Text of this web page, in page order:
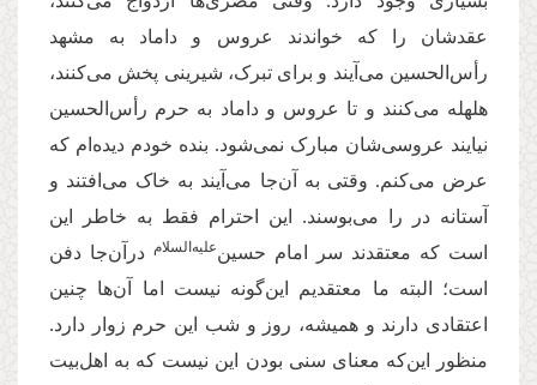
عقدشان را که خواندند عروس و داماد به مشهد
رأس‌الحسین می‌آیند و برای تبرک، شیرینی پخش می‌‌کنند،
هلهله می‌‌کنند و تا عروس و داماد به حرم رأس‌الحسین
نیایند عروسی‌شان مبارک نمی‌‌شود. بنده خودم دیده‌ام که
عرض می‌‌کنم. وقتی به آن‌جا می‌آیند به خاک می‌‌افتند و
آستانه‌‌ در را می‌بوسند. این احترام فقط به خاطر این
است که معتقدند سر امام حسین‌علیه‌السلام درآن‌جا دفن
است؛ البته ما معتقدیم این‌گونه نیست اما آن‌ها چنین
اعتقادی دارند و همیشه، روز و شب این حرم زوار دارد.
منظور این‌که معنای سنی بودن این نیست که به اهل‌بیت